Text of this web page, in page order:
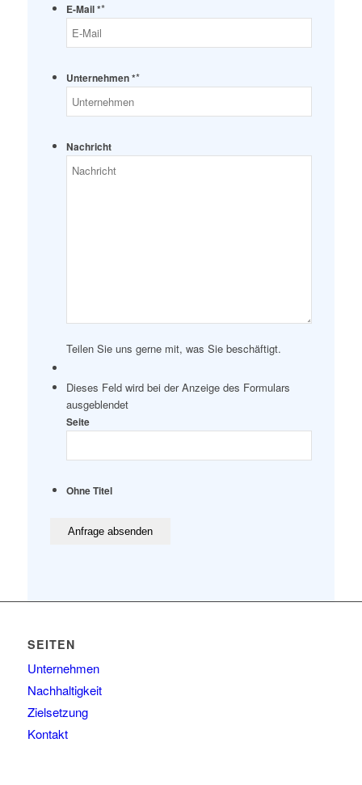
E-Mail **
Unternehmen **
Nachricht
Teilen Sie uns gerne mit, was Sie beschäftigt.
Dieses Feld wird bei der Anzeige des Formulars
ausgeblendet
Seite
Ohne Titel
SEITEN
Unternehmen
Nachhaltigkeit
Zielsetzung
Kontakt